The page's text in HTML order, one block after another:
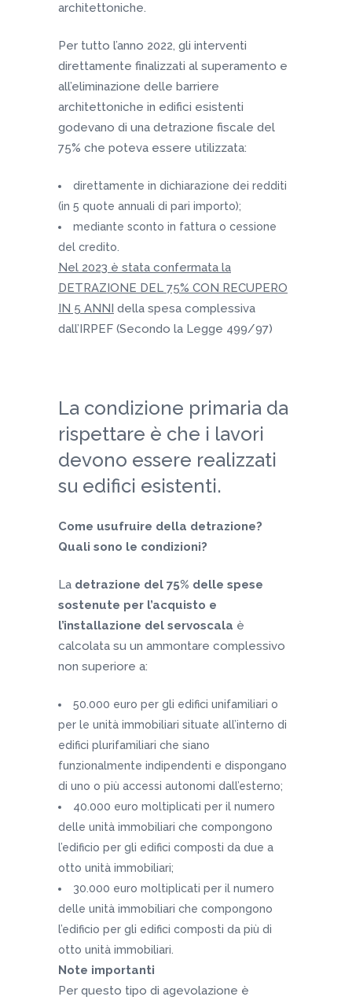
architettoniche.
Per tutto l’anno 2022, gli interventi
direttamente finalizzati al superamento e
all’eliminazione delle barriere
architettoniche in edifici esistenti
godevano di una detrazione fiscale del
75% che poteva essere utilizzata:
direttamente in dichiarazione dei redditi
(in 5 quote annuali di pari importo);
mediante sconto in fattura o cessione
del credito.
Nel 2023 è stata confermata la
DETRAZIONE DEL 75% CON RECUPERO
IN 5 ANNI della spesa complessiva
dall’IRPEF (Secondo la Legge 499/97)
La condizione primaria da
rispettare è che i lavori
devono essere realizzati
su edifici esistenti.
Come usufruire della detrazione?
Quali sono le condizioni?
La detrazione del 75% delle spese
sostenute per l’acquisto e
l’installazione del servoscala è
calcolata su un ammontare complessivo
non superiore a:
50.000 euro per gli edifici unifamiliari o
per le unità immobiliari situate all’interno di
edifici plurifamiliari che siano
funzionalmente indipendenti e dispongano
di uno o più accessi autonomi dall’esterno;
40.000 euro moltiplicati per il numero
delle unità immobiliari che compongono
l’edificio per gli edifici composti da due a
otto unità immobiliari;
30.000 euro moltiplicati per il numero
delle unità immobiliari che compongono
l’edificio per gli edifici composti da più di
otto unità immobiliari.
Note importanti
Per questo tipo di agevolazione è